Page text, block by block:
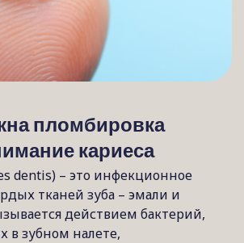
пломбировка
кариеса
dentis) – это инфекционное
тканей зуба – эмали и
действием бактерий,
в зубном налете,